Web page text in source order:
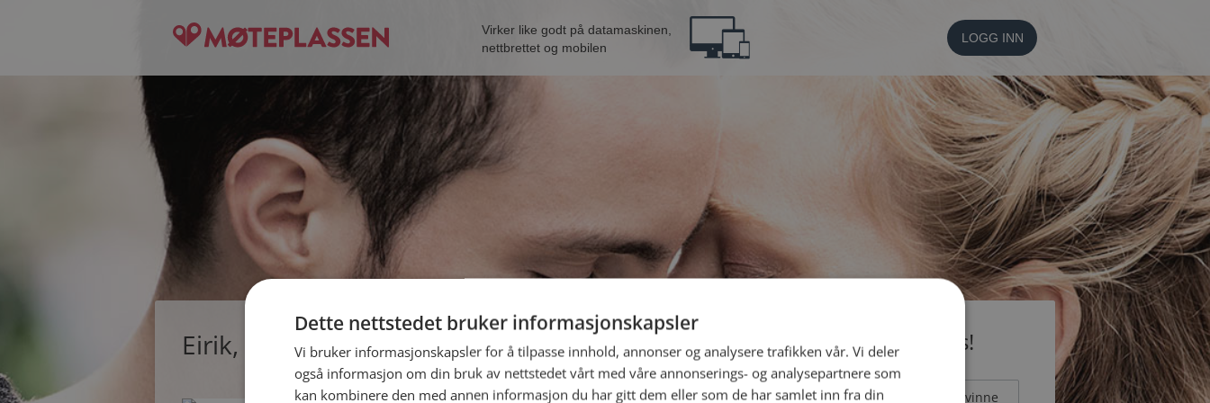
Virker like godt på datamaskinen,
nettbrettet og mobilen
LOGG INN
Eirik, single mann fra Vestvågøy Bli medlem gratis!
Jeg er en: Mann Kvinne
Dette nettstedet bruker informasjonskapsler
Vi bruker informasjonskapsler for å tilpasse innhold, annonser og analysere trafikken vår. Vi deler
også informasjon om din bruk av nettstedet vårt med våre annonserings- og analysepartnere som
kan kombinere den med annen informasjon du har gitt dem eller som de har samlet inn fra din